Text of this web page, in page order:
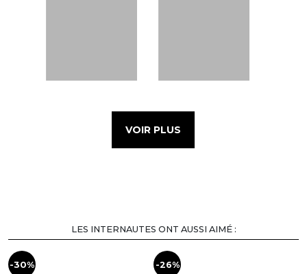
VOIR PLUS
LES INTERNAUTES ONT AUSSI AIMÉ :
-30% -26%